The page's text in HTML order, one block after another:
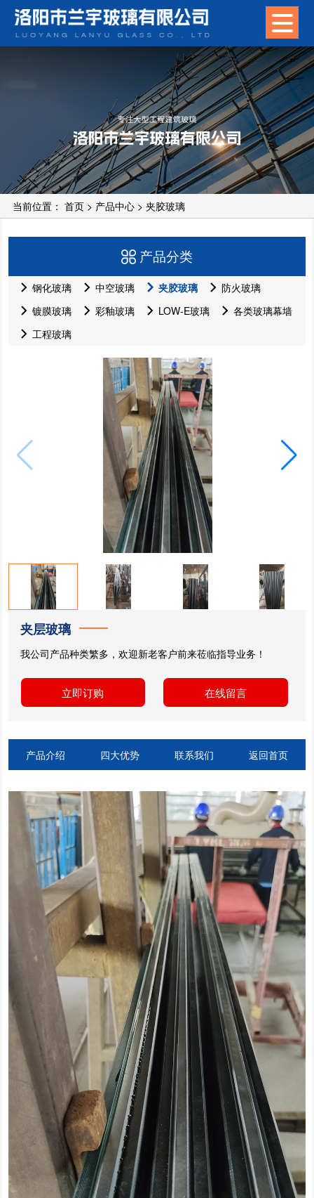
当前位置： 首页> 产品中心> 夹胶玻璃
产品分类
钢化玻璃 中空玻璃 夹胶玻璃
防火玻璃
镀膜玻璃
彩釉玻璃 LOW-E玻璃
各类玻璃幕墙
工程玻璃
夹层玻璃
我公司产品种类繁多，欢迎新老客户前来莅临指导业务！
立即订购 在线留言
产品介绍 四大优势 联系我们 返回首页